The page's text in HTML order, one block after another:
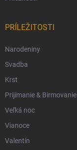
PRÍLEŽITOSTI
Narodeniny
Svadba
Krst
Prijímanie & Birmovanie
Veľká noc
Vianoce
Valentín